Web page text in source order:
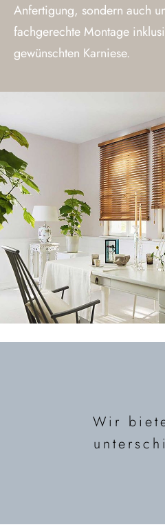
Anfertigung, sondern auch
fachgerechte Montage
gewünschten Karniese.
Wir